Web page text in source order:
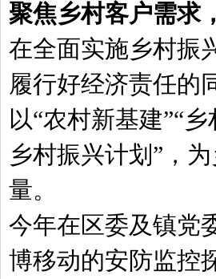
聚焦乡村客户需求
在全面实施乡村振
履行好经济责任的
以“农村新基建”“
乡村振兴计划”，
量。
今年在区委及镇党
博移动的安防监控